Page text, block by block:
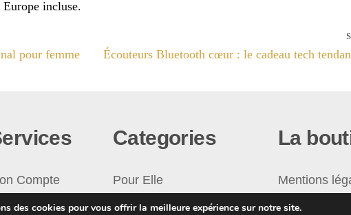
incluse.
pour femme
Écouteurs Bluetooth cœur : le cadeau tech
Compte
Categories
Pour Elle
Pour Lui
La
Mentions
Conditions
des cookies pour vous offrir la meilleure expérience sur notre site.